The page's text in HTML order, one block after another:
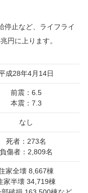
停止など、ライフライ
円に上ります。
成28年4月14日
前震：6.5
本震：7.3
なし
死者：273名
負傷者：2,809名
家全壊 8,667棟
家半壊 34,719棟